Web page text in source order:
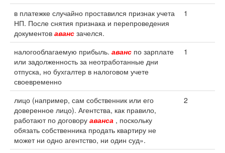
в платежке случайно проставился признак учета
НП. После снятия признака и перепроведения
документов аванс зачелся.
1
налогооблагаемую прибыль. аванс по зарплате
или задолженность за неотработанные дни
отпуска, но бухгалтер в налоговом учете
своевременно
1
лицо (например, сам собственник или его
доверенное лицо). Агентства, как правило,
работают по договору аванса , поскольку
обязать собственника продать квартиру не
может ни одно агентство, ни один суд».
2